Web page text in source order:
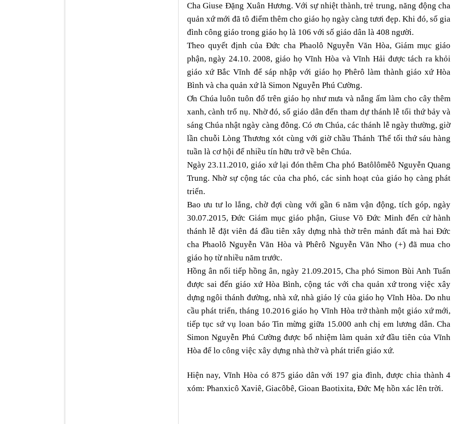
Cha Giuse Ðặng Xuân Hương. Với sự nhiệt thành, trẻ trung, năng động cha
quản xứ mới đã tô điểm thêm cho giáo họ ngày càng tươi đẹp. Khi đó, số gia
đình công giáo trong giáo họ là 106 với số giáo dân là 408 người.
Theo quyết định của Đức cha Phaolô Nguyễn Văn Hòa, Giám mục giáo
phận, ngày 24.10. 2008, giáo họ Vĩnh Hòa và Vĩnh Hải được tách ra khỏi
giáo xứ Bắc Vĩnh để sáp nhập với giáo họ Phêrô làm thành giáo xứ Hòa
Bình và cha quản xứ là Simon Nguyễn Phú Cường.
Ơn Chúa luôn tuôn đổ trên giáo họ như mưa và nắng ấm làm cho cây thêm
xanh, cành trổ nụ. Nhờ đó, số giáo dân đến tham dự thánh lễ tối thứ bảy và
sáng Chúa nhật ngày càng đông. Có ơn Chúa, các thánh lễ ngày thường, giờ
lần chuỗi Lòng Thương xót cùng với giờ chầu Thánh Thể tối thứ sáu hàng
tuần là cơ hội để nhiều tín hữu trở về bên Chúa.
Ngày 23.11.2010, giáo xứ lại đón thêm Cha phó Batôlômêô Nguyễn Quang
Trung. Nhờ sự cộng tác của cha phó, các sinh hoạt của giáo họ càng phát
triển.
Bao ưu tư lo lắng, chờ đợi cùng với gần 6 năm vận động, tích góp, ngày
30.07.2015, Đức Giám mục giáo phận, Giuse Võ Đức Minh đến cử hành
thánh lễ đặt viên đá đầu tiên xây dựng nhà thờ trên mảnh đất mà hai Đức
cha Phaolô Nguyễn Văn Hòa và Phêrô Nguyễn Văn Nho (+) đã mua cho
giáo họ từ nhiều năm trước.
Hồng ân nối tiếp hồng ân, ngày 21.09.2015, Cha phó Simon Bùi Anh Tuấn
được sai đến giáo xứ Hòa Bình, cộng tác với cha quản xứ trong việc xây
dựng ngôi thánh đường, nhà xứ, nhà giáo lý của giáo họ Vĩnh Hòa. Do nhu
cầu phát triển, tháng 10.2016 giáo họ Vĩnh Hòa trở thành một giáo xứ mới,
tiếp tục sứ vụ loan báo Tin mừng giữa 15.000 anh chị em lương dân. Cha
Simon Nguyễn Phú Cường được bổ nhiệm làm quản xứ đầu tiên của Vĩnh
Hòa để lo công việc xây dựng nhà thờ và phát triển giáo xứ.
Hiện nay, Vĩnh Hòa có 875 giáo dân với 197 gia đình, được chia thành 4
xóm: Phanxicô Xaviê, Giacôbê, Gioan Baotixita, Đức Mẹ hồn xác lên trời.